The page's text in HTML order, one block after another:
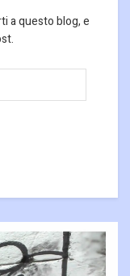
a questo blog, e